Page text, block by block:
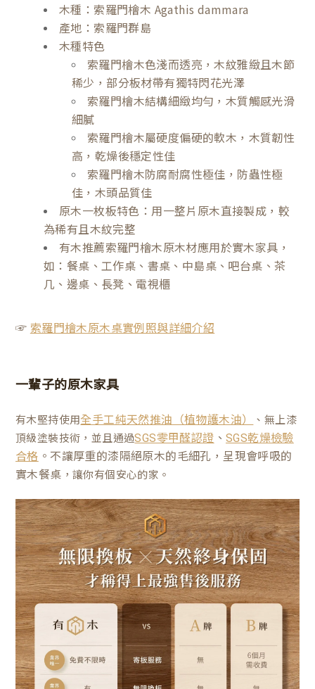
木種：索羅門檜木 Agathis dammara
產地：索羅門群島
木種特色
索羅門檜木色淺而透亮，木紋雅緻且木節
稀少，部分板材帶有獨特閃花光澤
索羅門檜木結構細緻均勻，木質觸感光滑
細膩
索羅門檜木屬硬度偏硬的軟木，木質韌性
高，乾燥後穩定性佳
索羅門檜木防腐耐腐性極佳，防蟲性極
佳，木頭品質佳
原木一枚板特色：用一整片原木直接製成，較
為稀有且木紋完整
有木推薦索羅門檜木原木材應用於實木家具，
如：餐桌、工作桌、書桌、中島桌、吧台桌、茶
几、邊桌、長凳、電視櫃
☞ 索羅門檜木原木桌實例照與詳細介紹
一輩子的原木家具
有木堅持使用全手工純天然推油（植物護木油）
、無上漆
頂級塗裝技術，並且通過SGS零甲醛認證 、SGS乾燥檢驗
合格 。不讓厚重的漆隔絕原木的毛細孔，呈現會呼吸的
實木餐桌 ，讓你有個安心的家。